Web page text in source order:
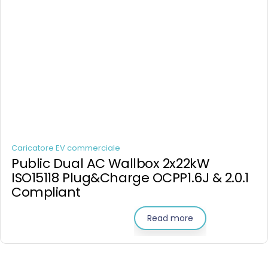
Caricatore EV commerciale
Public Dual AC Wallbox 2x22kW
ISO15118 Plug&Charge OCPP1.6J & 2.0.1
Compliant
Read more